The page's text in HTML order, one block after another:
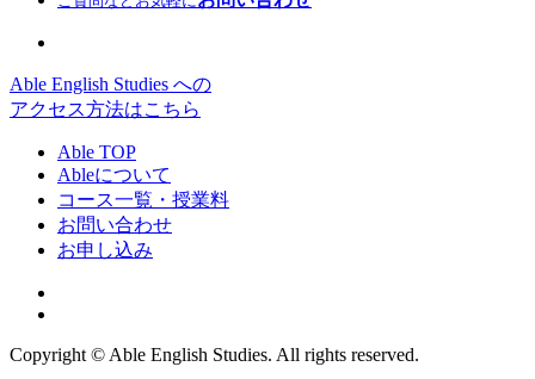
Able English Studies への
アクセス方法はこちら
Able TOP
Ableについて
コース一覧・授業料
お問い合わせ
お申し込み
Copyright © Able English Studies. All rights reserved.